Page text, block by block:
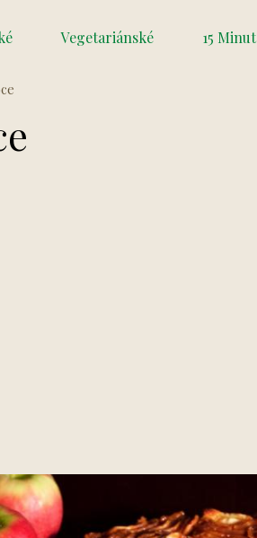
Vegetariánské 15 Minut